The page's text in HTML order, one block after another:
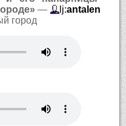
— lj:antalen
город